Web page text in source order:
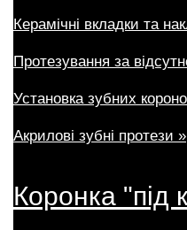
Керамічні вкладки та
Протезування за
Установка зубних
Акрилові зубні протези »
Коронка "під